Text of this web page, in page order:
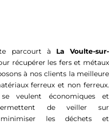
parcourt à La Voulte-sur-
récupérer les fers et métaux
à nos clients la meilleure
ferreux et non ferreux.
veulent économiques et
de veiller sur
minimiser les déchets et